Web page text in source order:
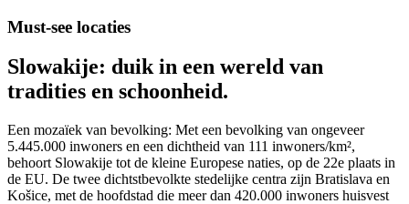
Must-see locaties
Slowakije: duik in een wereld van
tradities en schoonheid.
Een mozaïek van bevolking: Met een bevolking van ongeveer
5.445.000 inwoners en een dichtheid van 111 inwoners/km²,
behoort Slowakije tot de kleine Europese naties, op de 22e plaats in
de EU. De twee dichtstbevolkte stedelijke centra zijn Bratislava en
Košice, met de hoofdstad die meer dan 420.000 inwoners huisvest